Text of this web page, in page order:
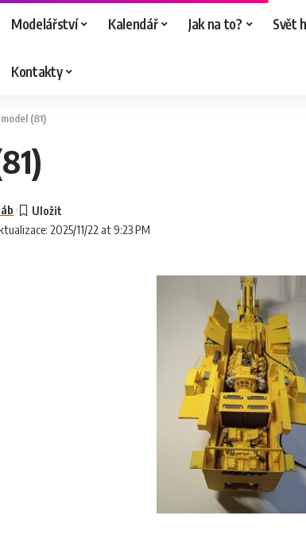
Modelářství Kalendář Jak na to? Svět
Kontakty
model (81)
2025/11/22 at 9:23 PM